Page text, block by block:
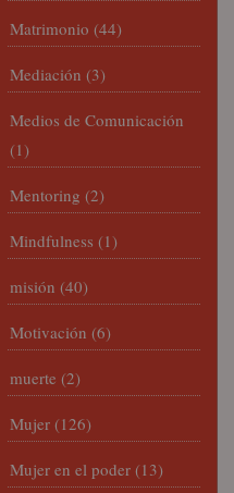
Matrimonio (44)
Mediación (3)
Medios de Comunicación
(1)
Mentoring (2)
Mindfulness (1)
misión (40)
Motivación (6)
muerte (2)
Mujer (126)
Mujer en el poder (13)